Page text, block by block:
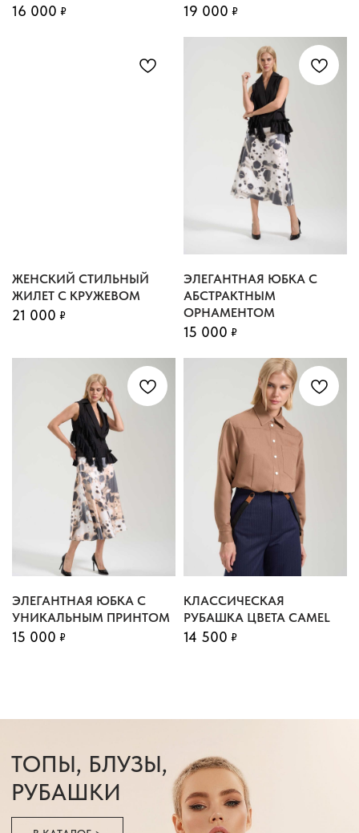
16 000 ₽ 19 000 ₽
ЖЕНСКИЙ СТИЛЬНЫЙ
ЖИЛЕТ С КРУЖЕВОМ
21 000 ₽
ЭЛЕГАНТНАЯ ЮБКА С
АБСТРАКТНЫМ
ОРНАМЕНТОМ
15 000 ₽
ЭЛЕГАНТНАЯ ЮБКА С
УНИКАЛЬНЫМ ПРИНТОМ
15 000 ₽
КЛАССИЧЕСКАЯ
РУБАШКА ЦВЕТА CAMEL
14 500 ₽
БРЮКИ
В КАТАЛОГ >